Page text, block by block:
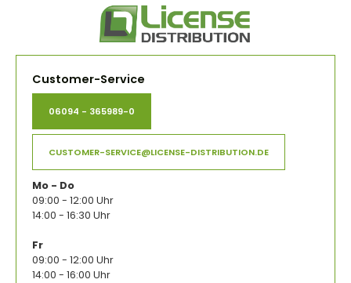
Customer-Service
06094 - 365989-0
CUSTOMER-SERVICE@LICENSE-DISTRIBUTION.DE
Mo - Do
09:00 - 12:00 Uhr
14:00 - 16:30 Uhr
Fr
09:00 - 12:00 Uhr
14:00 - 16:00 Uhr